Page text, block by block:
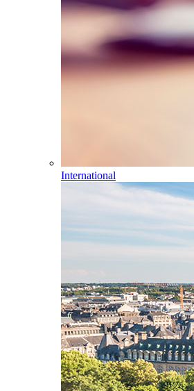
International